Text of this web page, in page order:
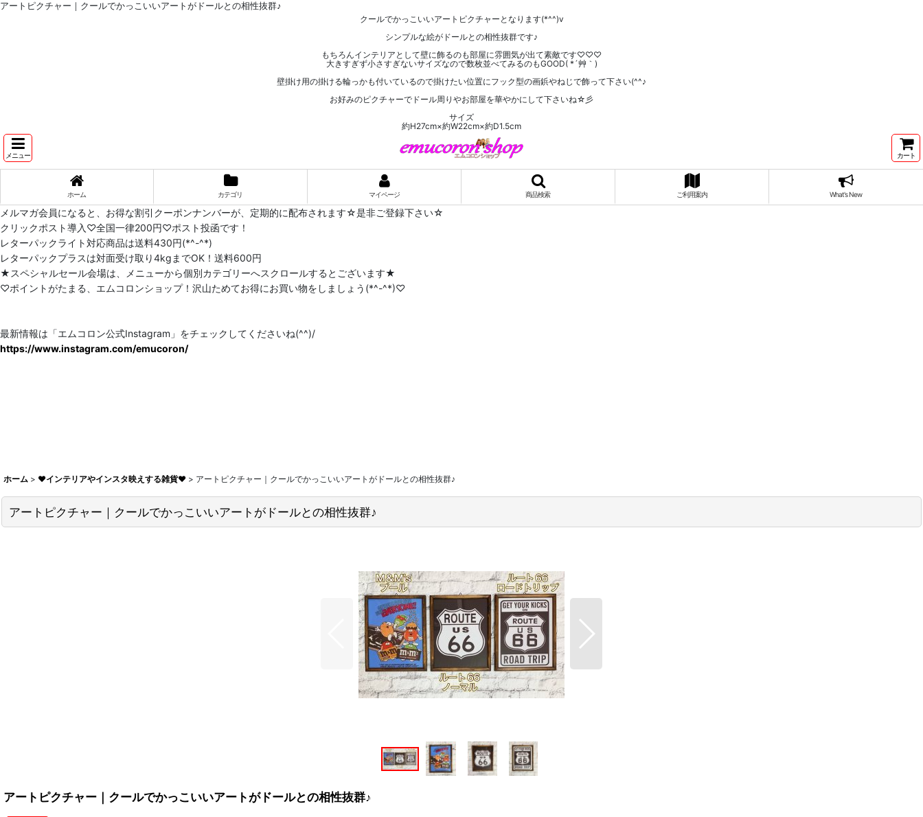
アートピクチャー｜クールでかっこいいアートがドールとの相性抜群♪
クールでかっこいいアートピクチャーとなります(*^^)v
シンプルな絵がドールとの相性抜群です♪
もちろんインテリアとして壁に飾るのも部屋に雰囲気が出て素敵です♡♡♡
大きすぎず小さすぎないサイズなので数枚並べてみるのもGOOD( *´艸｀)
壁掛け用の掛ける輪っかも付いているので掛けたい位置にフック型の画鋲やねじで飾って下さい(^^♪
お好みのピクチャーでドール周りやお部屋を華やかにして下さいね☆彡
サイズ
約H27cm×約W22cm×約D1.5cm
メニュー カート
ホーム カテゴリ マイページ 商品検索 ご利用案内 What's New
メルマガ会員になると、お得な割引クーポンナンバーが、定期的に配布されます☆是非ご登録下さい☆
クリックポスト導入♡全国一律200円♡ポスト投函です！
レターパックライト対応商品は送料430円(*^-^*)
レターパックプラスは対面受け取り4kgまでOK！送料600円
★スペシャルセール会場は、メニューから個別カテゴリーへスクロールするとございます★
♡ポイントがたまる、エムコロンショップ！沢山ためてお得にお買い物をしましょう(*^-^*)♡
最新情報は「エムコロン公式Instagram」をチェックしてくださいね(^^)/
https://www.instagram.com/emucoron/
ホーム > ♥インテリアやインスタ映えする雑貨♥ > アートピクチャー｜クールでかっこいいアートがドールとの相性抜群♪
アートピクチャー｜クールでかっこいいアートがドールとの相性抜群♪
アートピクチャー｜クールでかっこいいアートがドールとの相性抜群♪